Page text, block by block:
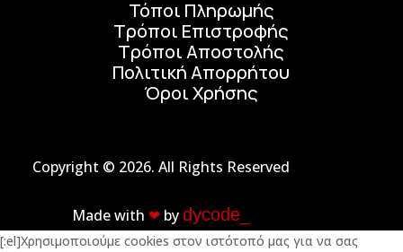
Τόποι Πληρωμής
Τρόποι Επιστροφής
Τρόποι Αποστολής
Πολιτική Απορρήτου
Όροι Χρήσης
Copyright © 2026. All Rights Reserved
Made with ❤︎ bydycode_
[:el]Χρησιμοποιούμε cookies στον ιστότοπό μας για να σας